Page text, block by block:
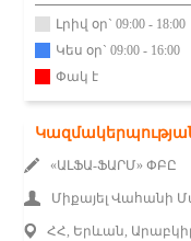
Լրիվ օր` 09:00 - 18:00
Կես օր` 09:00 - 16:00
Փակ է
«ԱԼՖԱ-ՖԱՐՄ» ՓԲԸ
Միքայել Վահանի
ՀՀ, Երևան,